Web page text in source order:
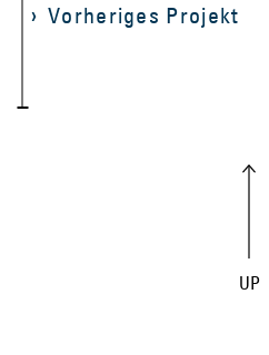
Vorheriges Projekt
UP